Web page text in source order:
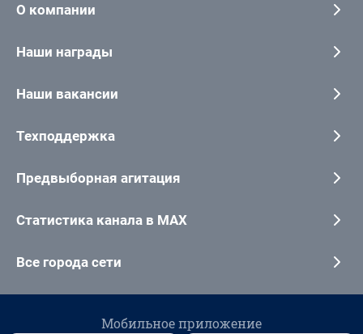
О компании
Наши награды
Наши вакансии
Техподдержка
Предвыборная агитация
Статистика канала в MAX
Все города сети
Мобильное приложение